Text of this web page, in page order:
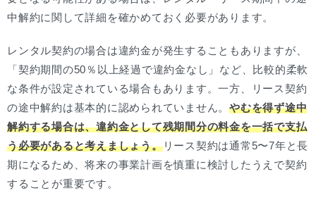
中解約に関して詳細を確かめておく必要があります。
レンタル契約の場合は違約金が発生することもありますが、
「契約期間の50％以上経過で違約金なし」など、比較的柔軟
な条件が設定されている場合もあります。一方、リース契約
の途中解約は基本的に認められていません。 やむを得ず途中
解約する場合は、違約金として残期間分の料金を一括で支払
う必要があると考えましょう。リース契約は通常5〜7年と長
期になるため、将来の事業計画を慎重に検討したうえで契約
することが重要です。